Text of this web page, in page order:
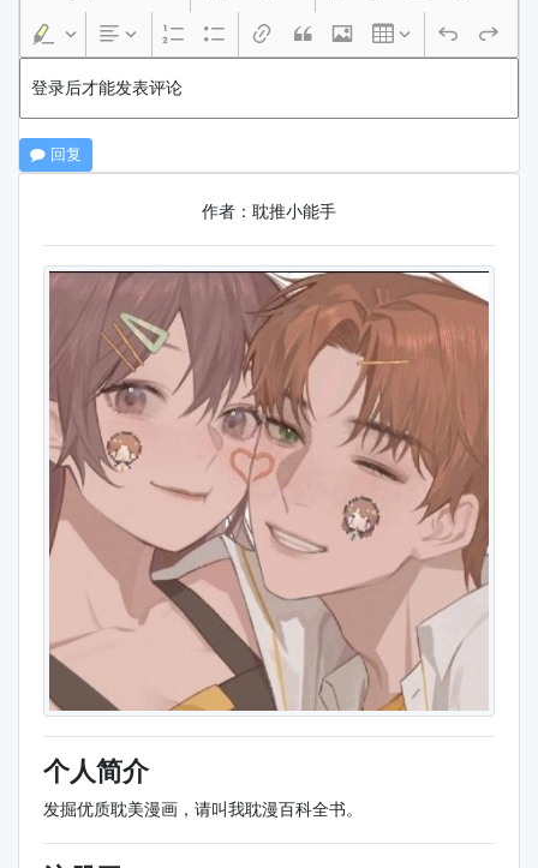
登录后才能发表评论
回复
作者：耽推小能手
个人简介
发掘优质耽美漫画，请叫我耽漫百科全书。